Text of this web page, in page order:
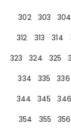
302
303 304
312
313 314
323
324 325
334
335 336
344
345 346
354
355 356